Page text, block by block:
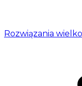
Rozwiązania